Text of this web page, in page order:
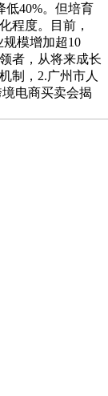
低40%。但培育
程度。目前，
规模增加超10
者，从将来成长
制，2.广州市人
电商买卖会揭